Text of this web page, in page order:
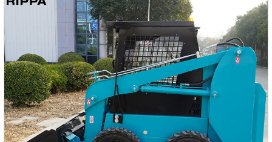
работу и стать незаменимым помощником строительной